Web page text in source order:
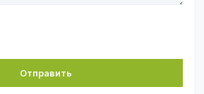
Отправить